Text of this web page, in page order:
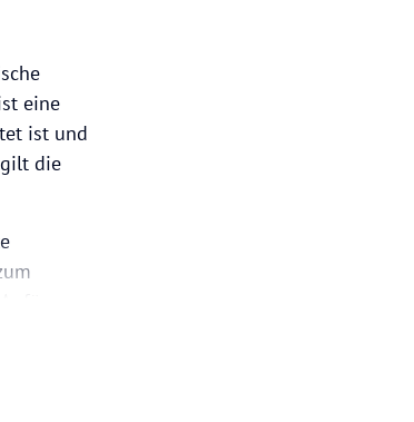
eine
ist und
die